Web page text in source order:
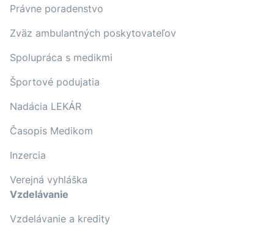
Právne poradenstvo
Zväz ambulantných poskytovateľov
Spolupráca s medikmi
Športové podujatia
Nadácia LEKÁR
Časopis Medikom
Inzercia
Verejná vyhláška
Vzdelávanie
Vzdelávanie a kredity